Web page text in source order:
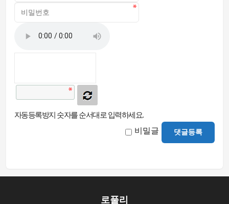
자동등록방지 숫자를 순서대로 입력하세요.
비밀글 댓글등록
로풀리